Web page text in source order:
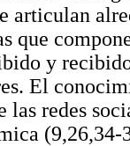
articulan
que
y
El
las redes
(9,26,34-